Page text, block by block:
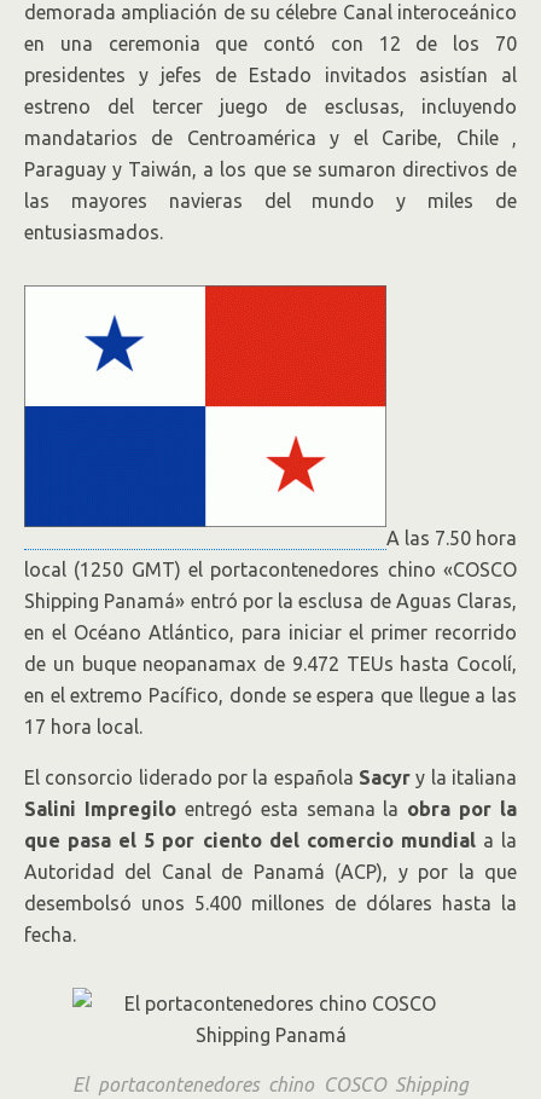
demorada ampliación de su célebre Canal interoceánico
en una ceremonia que contó con 12 de los 70
presidentes y jefes de Estado invitados asistían al
estreno del tercer juego de esclusas, incluyendo
mandatarios de Centroamérica y el Caribe, Chile ,
Paraguay y Taiwán, a los que se sumaron directivos de
las mayores navieras del mundo y miles de
entusiasmados.
A las 7.50 hora
local (1250 GMT) el portacontenedores chino «COSCO
Shipping Panamá» entró por la esclusa de Aguas Claras,
en el Océano Atlántico, para iniciar el primer recorrido
de un buque neopanamax de 9.472 TEUs hasta Cocolí,
en el extremo Pacífico, donde se espera que llegue a las
17 hora local.
El consorcio liderado por la española Sacyr y la italiana
Salini Impregiloentregó esta semana la obra por la
que pasa el 5 por ciento del comercio mundiala la
Autoridad del Canal de Panamá (ACP), y por la que
desembolsó unos 5.400 millones de dólares hasta la
fecha.
El portacontenedores chino COSCO Shipping